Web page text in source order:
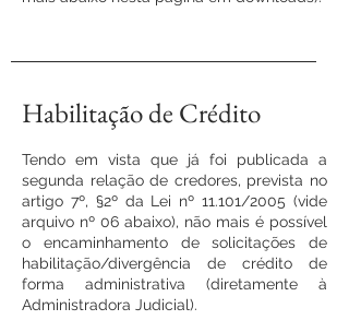
Habilitação de Crédito
Tendo em vista que já foi publicada a
segunda relação de credores, prevista no
artigo 7º, §2º da Lei nº 11.101/2005 (vide
arquivo nº 06 abaixo), não mais é possível
o encaminhamento de solicitações de
habilitação/divergência de crédito de
forma administrativa (diretamente à
Administradora Judicial).